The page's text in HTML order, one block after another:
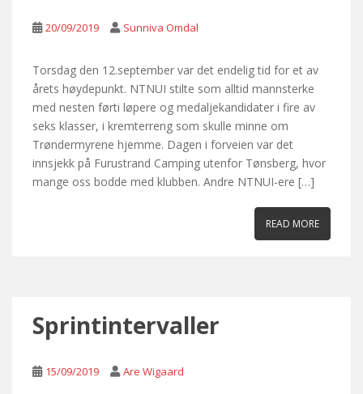
20/09/2019 Sunniva Omdal
Torsdag den 12.september var det endelig tid for et av
årets høydepunkt. NTNUI stilte som alltid mannsterke
med nesten førti løpere og medaljekandidater i fire av
seks klasser, i kremterreng som skulle minne om
Trøndermyrene hjemme. Dagen i forveien var det
innsjekk på Furustrand Camping utenfor Tønsberg, hvor
mange oss bodde med klubben. Andre NTNUI-ere […]
READ MORE
Sprintintervaller
15/09/2019 Are Wigaard